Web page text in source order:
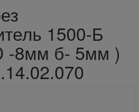
1500-Б
-8мм б- 5мм )